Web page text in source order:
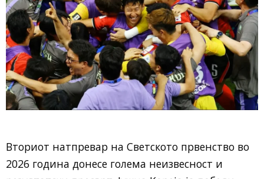
Вториот натпревар на Светското првенство во
2026 година донесе голема неизвесност и